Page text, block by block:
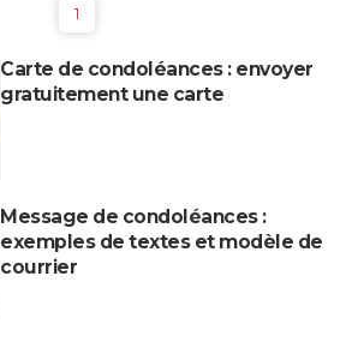
1
Carte de condoléances : envoyer
gratuitement une carte
Message de condoléances :
exemples de textes et modèle de
courrier